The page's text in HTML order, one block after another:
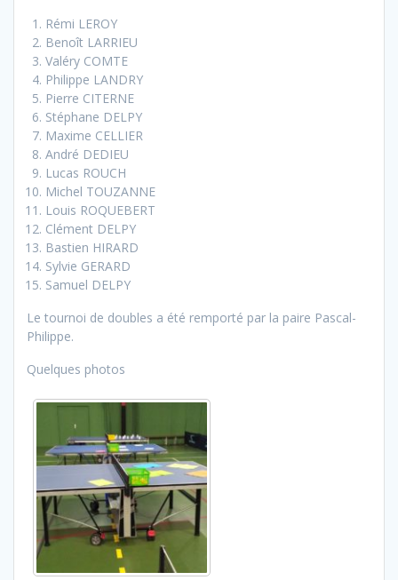
Rémi LEROY
Benoît LARRIEU
Valéry COMTE
Philippe LANDRY
Pierre CITERNE
Stéphane DELPY
Maxime CELLIER
André DEDIEU
Lucas ROUCH
Michel TOUZANNE
Louis ROQUEBERT
Clément DELPY
Bastien HIRARD
Sylvie GERARD
Samuel DELPY
Le tournoi de doubles a été remporté par la paire Pascal-
Philippe.
Quelques photos